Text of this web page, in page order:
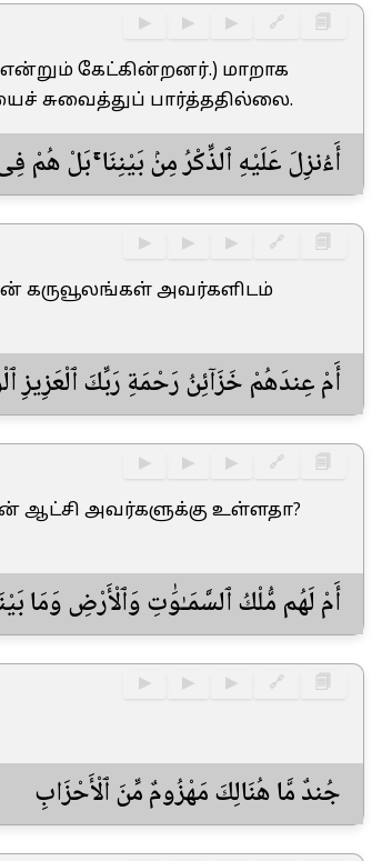
▶ ▶ ▶ 🔗 🗐
(என்றும் கேட்கின்றனர்.) மாறாக
சுவைத்துப் பார்த்ததில்லை.
أَءُنزِلَ عَلَيْهِ ٱلذِّكْرُ مِنۢ بَيْنِنَا ۚ بَلْ
▶ ▶ ▶ 🔗 🗐
கருவூலங்கள் அவர்களிடம்
أَمْ عِندَهُمْ خَزَآئِنُ رَحْمَةِ رَبِّكَ ٱلْعَزِيزِ
▶ ▶ ▶ 🔗 🗐
ஆட்சி அவர்களுக்கு உள்ளதா?
أَمْ لَهُم مُّلْكُ ٱلسَّمَـٰوَٰتِ وَٱلْأَرْضِ وَمَا
▶ ▶ ▶ 🔗 🗐
جُندٌ مَّا هُنَالِكَ مَهْزُومٌ مِّنَ ٱلْأَحْزَابِ